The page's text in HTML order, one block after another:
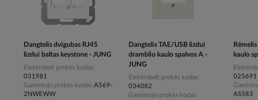
Dangtelis dvigubas RJ45
lizdui baltas keystone - JUNG
Elektrobalt prekės kodas
031981
Gamintojo prekės kodas A569-
2NWEWW
Dangtelis TAE/USB lizdui
dramblio kaulo spalvos A -
JUNG
Elektrobalt prekės kodas
034082
Gamintojo prekės kodas
kaulo
025691
AS583